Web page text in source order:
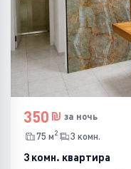
350
за ночь
75 м2 3 комн.
3 комн. квартира